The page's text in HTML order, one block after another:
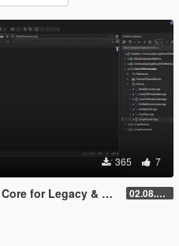
365 7
& Enhanced [ .NET Core ] 02.08.2026